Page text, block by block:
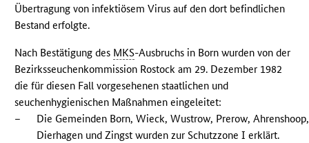
Übertragung von infektiösem Virus auf den dort befindlichen
Bestand erfolgte.
Nach Bestätigung des MKS-Ausbruchs in Born wurden von der
Bezirksseuchenkommission Rostock am 29. Dezember 1982
die für diesen Fall vorgesehenen staatlichen und
seuchenhygienischen Maßnahmen eingeleitet:
–
Die Gemeinden Born, Wieck, Wustrow, Prerow, Ahrenshoop,
Dierhagen und Zingst wurden zur Schutzzone I erklärt.